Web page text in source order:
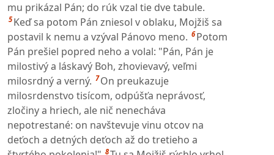
mu prikázal Pán; do rúk vzal tie dve tabule.
5 Keď sa potom Pán zniesol v oblaku, Mojžiš sa
postavil k nemu a vzýval Pánovo meno. 6 Potom
Pán prešiel popred neho a volal: "Pán, Pán je
milostivý a láskavý Boh, zhovievavý, veľmi
milosrdný a verný. 7 On preukazuje
milosrdenstvo tisícom, odpúšťa neprávosť,
zločiny a hriech, ale nič nenecháva
nepotrestané: on navštevuje vinu otcov na
deťoch a detných deťoch až do tretieho a
8